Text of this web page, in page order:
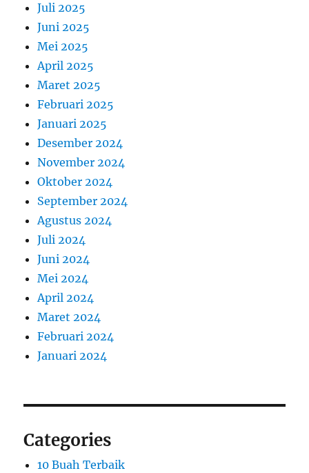
Juli 2025
Juni 2025
Mei 2025
April 2025
Maret 2025
Februari 2025
Januari 2025
Desember 2024
November 2024
Oktober 2024
September 2024
Agustus 2024
Juli 2024
Juni 2024
Mei 2024
April 2024
Maret 2024
Februari 2024
Januari 2024
Categories
10 Buah Terbaik